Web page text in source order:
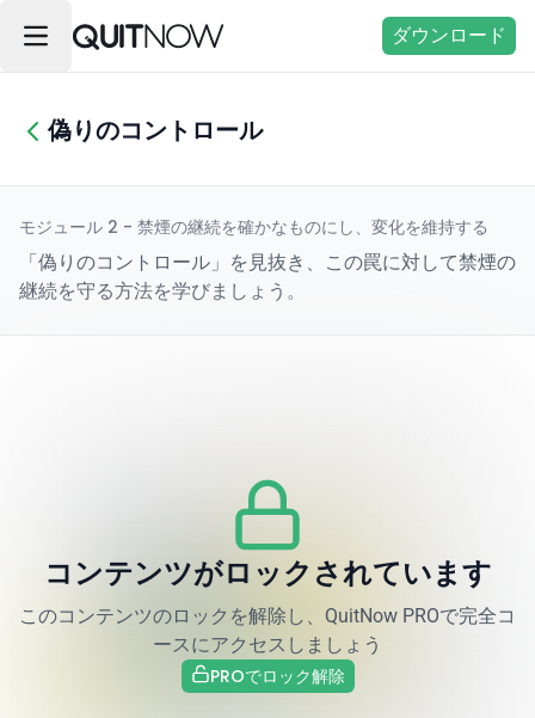
ダウンロード
偽りのコントロール
モジュール 2 - 禁煙の継続を確かなものにし、変化を維持する
「偽りのコントロール」を見抜き、この罠に対して禁煙の
継続を守る方法を学びましょう。
コンテンツがロックされています
このコンテンツのロックを解除し、QuitNow PROで完全コ
ースにアクセスしましょう
PROでロック解除